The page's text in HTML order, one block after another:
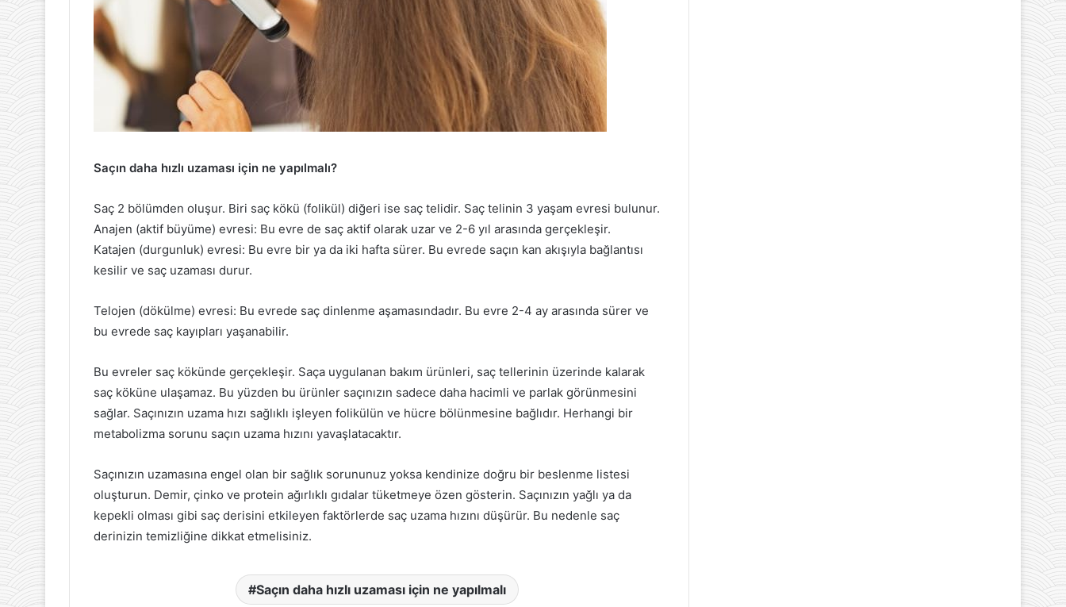
Saçın daha hızlı uzaması için ne yapılmalı?
Saç 2 bölümden oluşur. Biri saç kökü (folikül) diğeri ise saç telidir. Saç telinin 3 yaşam evresi bulunur.
Anajen (aktif büyüme) evresi: Bu evre de saç aktif olarak uzar ve 2-6 yıl arasında gerçekleşir.
Katajen (durgunluk) evresi: Bu evre bir ya da iki hafta sürer. Bu evrede saçın kan akışıyla bağlantısı
kesilir ve saç uzaması durur.
Telojen (dökülme) evresi: Bu evrede saç dinlenme aşamasındadır. Bu evre 2-4 ay arasında sürer ve
bu evrede saç kayıpları yaşanabilir.
Bu evreler saç kökünde gerçekleşir. Saça uygulanan bakım ürünleri, saç tellerinin üzerinde kalarak
saç köküne ulaşamaz. Bu yüzden bu ürünler saçınızın sadece daha hacimli ve parlak görünmesini
sağlar. Saçınızın uzama hızı sağlıklı işleyen folikülün ve hücre bölünmesine bağlıdır. Herhangi bir
metabolizma sorunu saçın uzama hızını yavaşlatacaktır.
Saçınızın uzamasına engel olan bir sağlık sorununuz yoksa kendinize doğru bir beslenme listesi
oluşturun. Demir, çinko ve protein ağırlıklı gıdalar tüketmeye özen gösterin. Saçınızın yağlı ya da
kepekli olması gibi saç derisini etkileyen faktörlerde saç uzama hızını düşürür. Bu nedenle saç
derinizin temizliğine dikkat etmelisiniz.
Saçın daha hızlı uzaması için ne yapılmalı